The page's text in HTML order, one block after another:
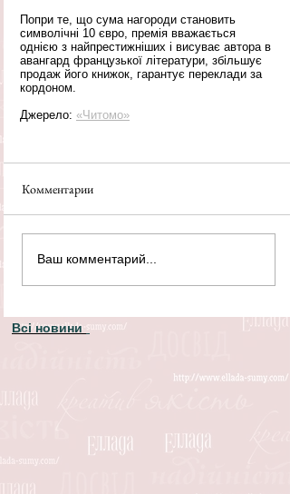
Попри те, що сума нагороди становить
символічні 10 євро, премія вважається
однією з найпрестижніших і висуває автора в
авангард французької літератури, збільшує
продаж його книжок, гарантує переклади за
кордоном.
Джерело: «Читомо»
Комментарии
Ваш комментарий...
Всі новини